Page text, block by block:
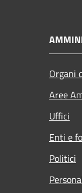
Organi
Aree
Uffici
Enti e
Politici